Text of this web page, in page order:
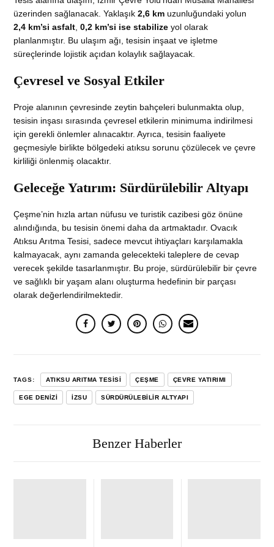
üzerinden sağlanacak. Yaklaşık2,6 km uzunluğundaki yolun
2,4 km’si asfalt ,0,2 km’si ise stabilize yol olarak
planlanmıştır. Bu ulaşım ağı, tesisin inşaat ve işletme
süreçlerinde lojistik açıdan kolaylık sağlayacak.
Çevresel ve Sosyal Etkiler
Proje alanının çevresinde zeytin bahçeleri bulunmakta olup,
tesisin inşası sırasında çevresel etkilerin minimuma indirilmesi
için gerekli önlemler alınacaktır. Ayrıca, tesisin faaliyete
geçmesiyle birlikte bölgedeki atıksu sorunu çözülecek ve çevre
kirliliği önlenmiş olacaktır.
Geleceğe Yatırım: Sürdürülebilir Altyapı
Çeşme’nin hızla artan nüfusu ve turistik cazibesi göz önüne
alındığında, bu tesisin önemi daha da artmaktadır. Ovacık
Atıksu Arıtma Tesisi, sadece mevcut ihtiyaçları karşılamakla
kalmayacak, aynı zamanda gelecekteki taleplere de cevap
verecek şekilde tasarlanmıştır. Bu proje, sürdürülebilir bir çevre
ve sağlıklı bir yaşam alanı oluşturma hedefinin bir parçası
olarak değerlendirilmektedir.
TAGS: ATIKSU ARITMA TESISI ÇEŞME ÇEVRE YATIRIMI
EGE DENIZI IZSU SÜRDÜRÜLEBILIR ALTYAPI
Benzer Haberler